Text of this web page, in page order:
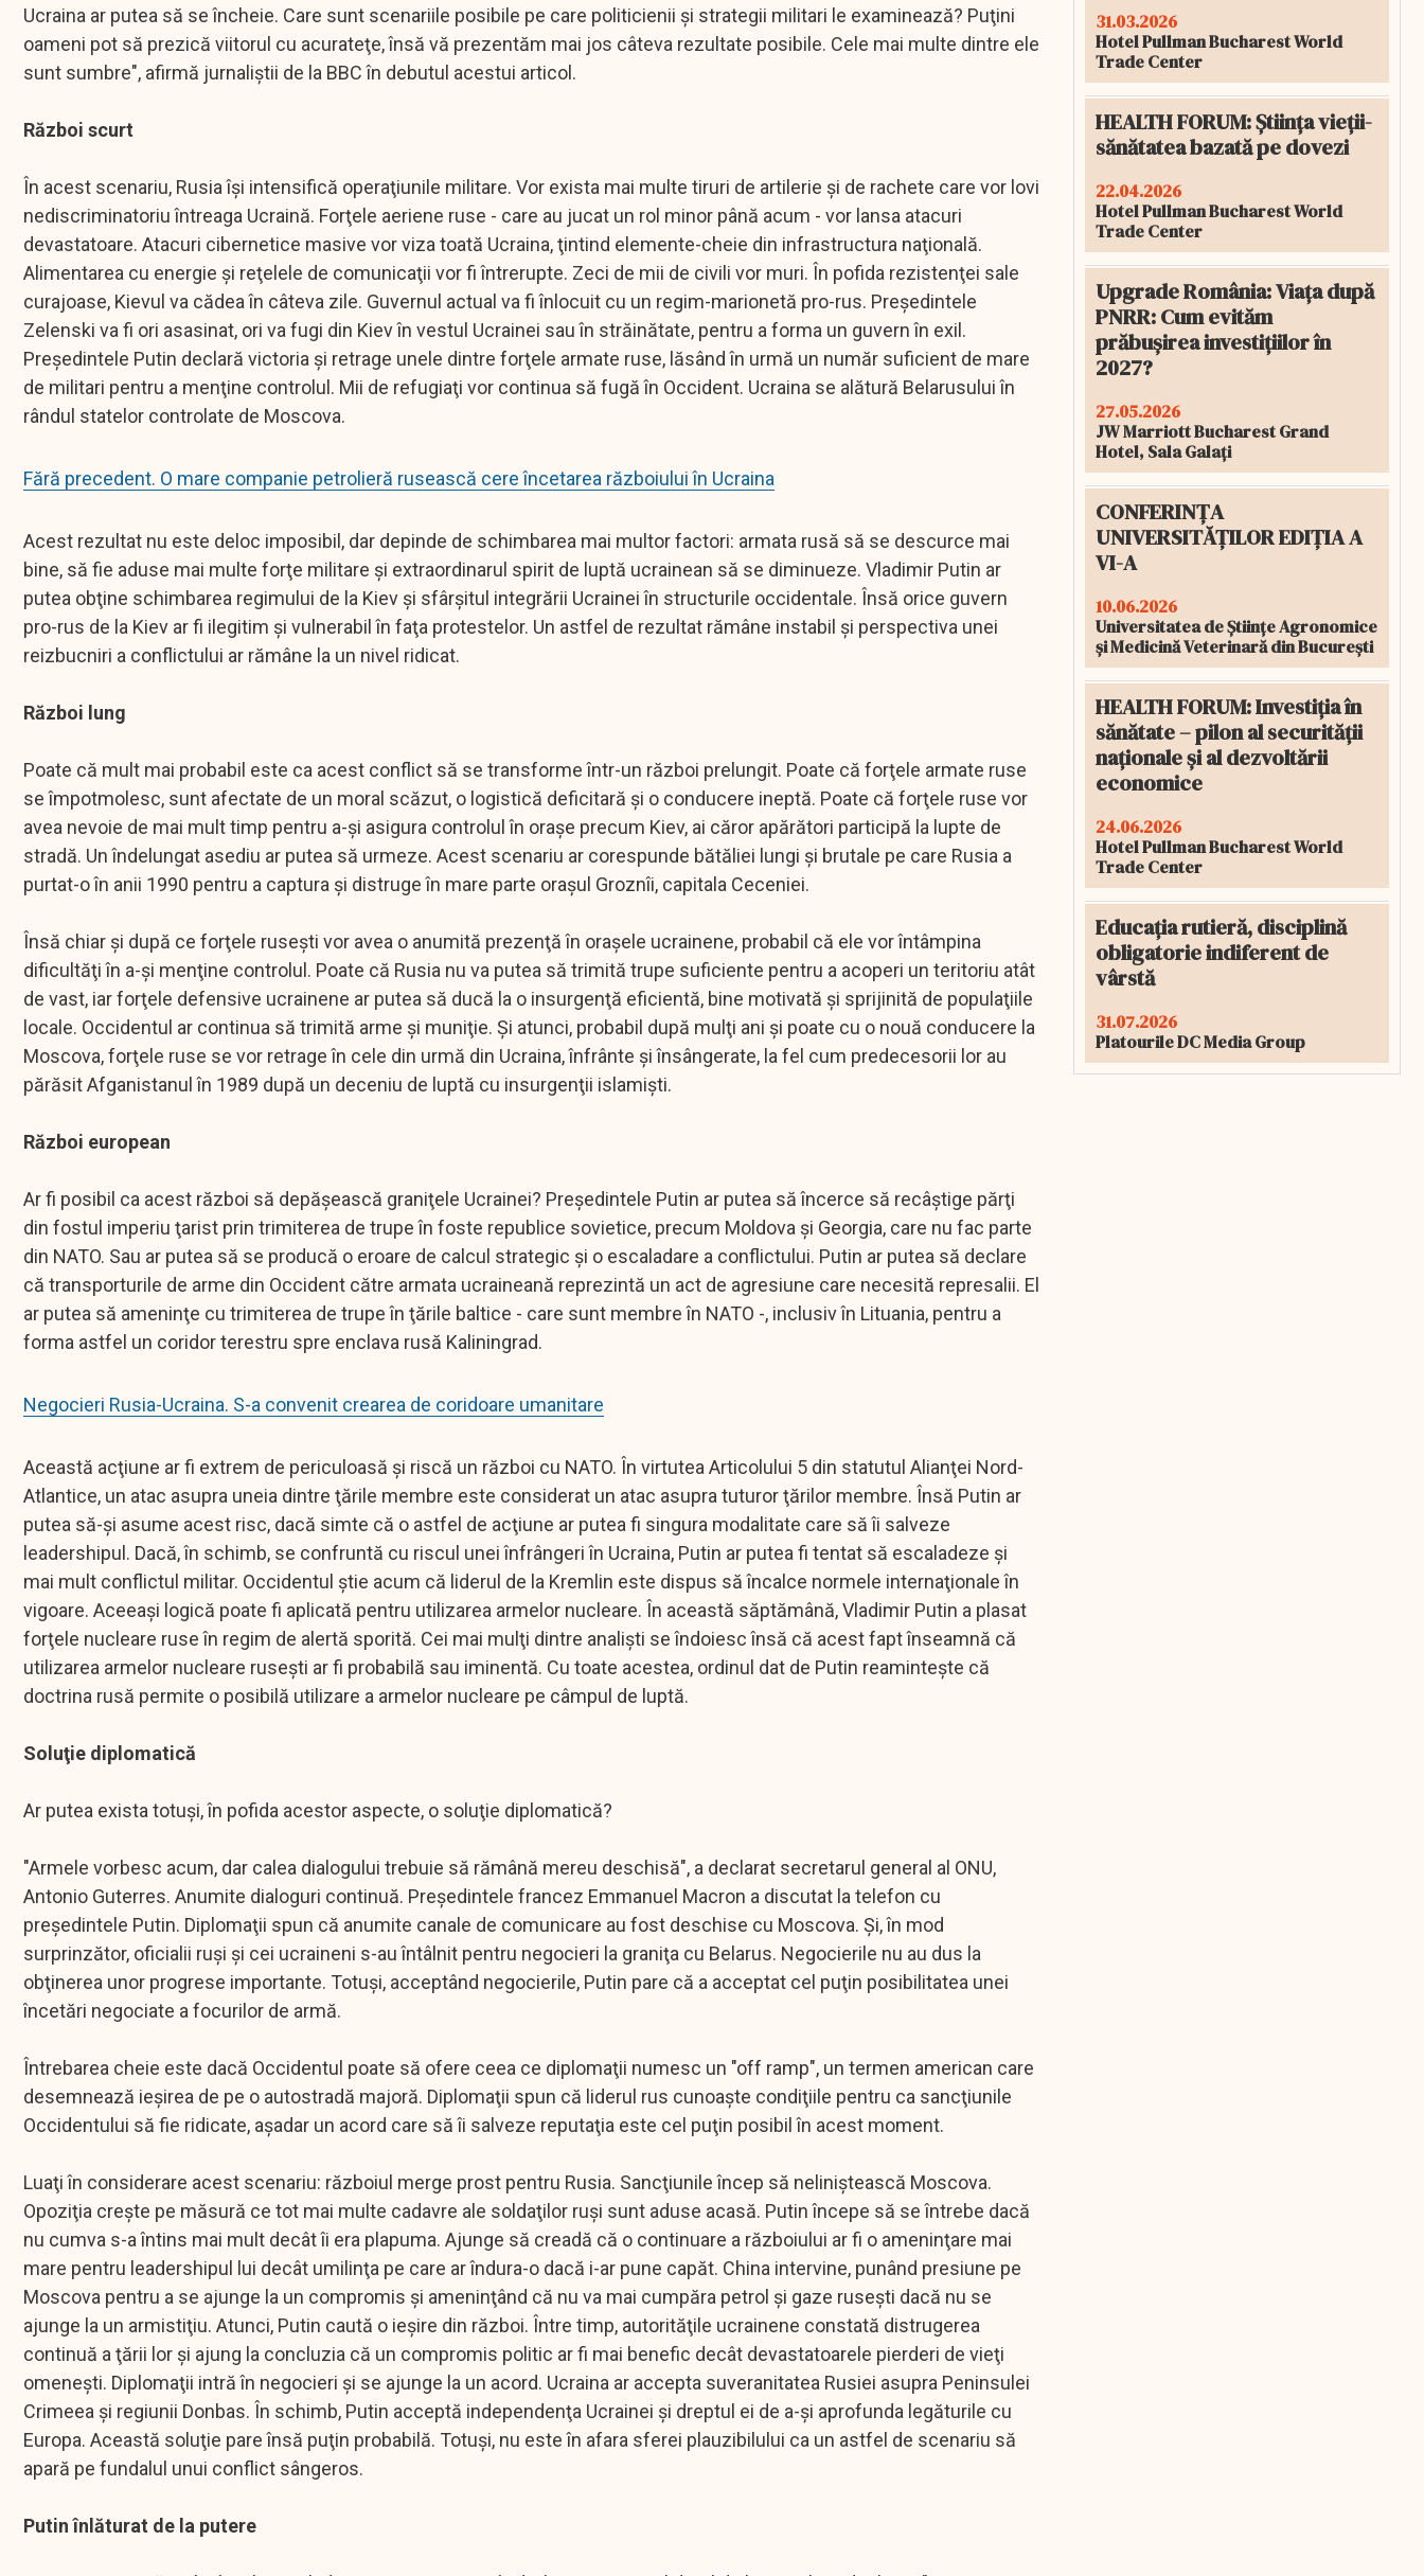
Ucraina ar putea să se încheie. Care sunt scenariile posibile pe care politicienii şi strategii militari le examinează? Puţini
oameni pot să prezică viitorul cu acurateţe, însă vă prezentăm mai jos câteva rezultate posibile. Cele mai multe dintre ele
sunt sumbre", afirmă jurnaliştii de la BBC în debutul acestui articol.
Război scurt
În acest scenariu, Rusia îşi intensifică operaţiunile militare. Vor exista mai multe tiruri de artilerie şi de rachete care vor lovi
nediscriminatoriu întreaga Ucraină. Forţele aeriene ruse - care au jucat un rol minor până acum - vor lansa atacuri
devastatoare. Atacuri cibernetice masive vor viza toată Ucraina, ţintind elemente-cheie din infrastructura naţională.
Alimentarea cu energie şi reţelele de comunicaţii vor fi întrerupte. Zeci de mii de civili vor muri. În pofida rezistenţei sale
curajoase, Kievul va cădea în câteva zile. Guvernul actual va fi înlocuit cu un regim-marionetă pro-rus. Preşedintele
Zelenski va fi ori asasinat, ori va fugi din Kiev în vestul Ucrainei sau în străinătate, pentru a forma un guvern în exil.
Preşedintele Putin declară victoria şi retrage unele dintre forţele armate ruse, lăsând în urmă un număr suficient de mare
de militari pentru a menţine controlul. Mii de refugiaţi vor continua să fugă în Occident. Ucraina se alătură Belarusului în
rândul statelor controlate de Moscova.
Fără precedent. O mare companie petrolieră rusească cere încetarea războiului în Ucraina
Acest rezultat nu este deloc imposibil, dar depinde de schimbarea mai multor factori: armata rusă să se descurce mai
bine, să fie aduse mai multe forţe militare şi extraordinarul spirit de luptă ucrainean să se diminueze. Vladimir Putin ar
putea obţine schimbarea regimului de la Kiev şi sfârşitul integrării Ucrainei în structurile occidentale. Însă orice guvern
pro-rus de la Kiev ar fi ilegitim şi vulnerabil în faţa protestelor. Un astfel de rezultat rămâne instabil şi perspectiva unei
reizbucniri a conflictului ar rămâne la un nivel ridicat.
Război lung
Poate că mult mai probabil este ca acest conflict să se transforme într-un război prelungit. Poate că forţele armate ruse
se împotmolesc, sunt afectate de un moral scăzut, o logistică deficitară şi o conducere ineptă. Poate că forţele ruse vor
avea nevoie de mai mult timp pentru a-şi asigura controlul în oraşe precum Kiev, ai căror apărători participă la lupte de
stradă. Un îndelungat asediu ar putea să urmeze. Acest scenariu ar corespunde bătăliei lungi şi brutale pe care Rusia a
purtat-o în anii 1990 pentru a captura şi distruge în mare parte oraşul Groznîi, capitala Ceceniei.
Însă chiar şi după ce forţele ruseşti vor avea o anumită prezenţă în oraşele ucrainene, probabil că ele vor întâmpina
dificultăţi în a-şi menţine controlul. Poate că Rusia nu va putea să trimită trupe suficiente pentru a acoperi un teritoriu atât
de vast, iar forţele defensive ucrainene ar putea să ducă la o insurgenţă eficientă, bine motivată şi sprijinită de populaţiile
locale. Occidentul ar continua să trimită arme şi muniţie. Şi atunci, probabil după mulţi ani şi poate cu o nouă conducere la
Moscova, forţele ruse se vor retrage în cele din urmă din Ucraina, înfrânte şi însângerate, la fel cum predecesorii lor au
părăsit Afganistanul în 1989 după un deceniu de luptă cu insurgenţii islamişti.
Război european
Ar fi posibil ca acest război să depăşească graniţele Ucrainei? Preşedintele Putin ar putea să încerce să recâştige părţi
din fostul imperiu ţarist prin trimiterea de trupe în foste republice sovietice, precum Moldova şi Georgia, care nu fac parte
din NATO. Sau ar putea să se producă o eroare de calcul strategic şi o escaladare a conflictului. Putin ar putea să declare
că transporturile de arme din Occident către armata ucraineană reprezintă un act de agresiune care necesită represalii. El
ar putea să ameninţe cu trimiterea de trupe în ţările baltice - care sunt membre în NATO -, inclusiv în Lituania, pentru a
forma astfel un coridor terestru spre enclava rusă Kaliningrad.
Negocieri Rusia-Ucraina. S-a convenit crearea de coridoare umanitare
Această acţiune ar fi extrem de periculoasă şi riscă un război cu NATO. În virtutea Articolului 5 din statutul Alianţei Nord-
Atlantice, un atac asupra uneia dintre ţările membre este considerat un atac asupra tuturor ţărilor membre. Însă Putin ar
putea să-şi asume acest risc, dacă simte că o astfel de acţiune ar putea fi singura modalitate care să îi salveze
leadershipul. Dacă, în schimb, se confruntă cu riscul unei înfrângeri în Ucraina, Putin ar putea fi tentat să escaladeze şi
mai mult conflictul militar. Occidentul ştie acum că liderul de la Kremlin este dispus să încalce normele internaţionale în
vigoare. Aceeaşi logică poate fi aplicată pentru utilizarea armelor nucleare. În această săptămână, Vladimir Putin a plasat
forţele nucleare ruse în regim de alertă sporită. Cei mai mulţi dintre analişti se îndoiesc însă că acest fapt înseamnă că
utilizarea armelor nucleare ruseşti ar fi probabilă sau iminentă. Cu toate acestea, ordinul dat de Putin reaminteşte că
doctrina rusă permite o posibilă utilizare a armelor nucleare pe câmpul de luptă.
Soluţie diplomatică
Ar putea exista totuşi, în pofida acestor aspecte, o soluţie diplomatică?
"Armele vorbesc acum, dar calea dialogului trebuie să rămână mereu deschisă", a declarat secretarul general al ONU,
Antonio Guterres. Anumite dialoguri continuă. Preşedintele francez Emmanuel Macron a discutat la telefon cu
preşedintele Putin. Diplomaţii spun că anumite canale de comunicare au fost deschise cu Moscova. Şi, în mod
surprinzător, oficialii ruşi şi cei ucraineni s-au întâlnit pentru negocieri la graniţa cu Belarus. Negocierile nu au dus la
obţinerea unor progrese importante. Totuşi, acceptând negocierile, Putin pare că a acceptat cel puţin posibilitatea unei
încetări negociate a focurilor de armă.
Întrebarea cheie este dacă Occidentul poate să ofere ceea ce diplomaţii numesc un "off ramp", un termen american care
desemnează ieşirea de pe o autostradă majoră. Diplomaţii spun că liderul rus cunoaşte condiţiile pentru ca sancţiunile
Occidentului să fie ridicate, aşadar un acord care să îi salveze reputaţia este cel puţin posibil în acest moment.
Luaţi în considerare acest scenariu: războiul merge prost pentru Rusia. Sancţiunile încep să neliniştească Moscova.
Opoziţia creşte pe măsură ce tot mai multe cadavre ale soldaţilor ruşi sunt aduse acasă. Putin începe să se întrebe dacă
nu cumva s-a întins mai mult decât îi era plapuma. Ajunge să creadă că o continuare a războiului ar fi o ameninţare mai
mare pentru leadershipul lui decât umilinţa pe care ar îndura-o dacă i-ar pune capăt. China intervine, punând presiune pe
Moscova pentru a se ajunge la un compromis şi ameninţând că nu va mai cumpăra petrol şi gaze ruseşti dacă nu se
ajunge la un armistiţiu. Atunci, Putin caută o ieşire din război. Între timp, autorităţile ucrainene constată distrugerea
continuă a ţării lor şi ajung la concluzia că un compromis politic ar fi mai benefic decât devastatoarele pierderi de vieţi
omeneşti. Diplomaţii intră în negocieri şi se ajunge la un acord. Ucraina ar accepta suveranitatea Rusiei asupra Peninsulei
Crimeea şi regiunii Donbas. În schimb, Putin acceptă independenţa Ucrainei şi dreptul ei de a-şi aprofunda legăturile cu
Europa. Această soluţie pare însă puţin probabilă. Totuşi, nu este în afara sferei plauzibilului ca un astfel de scenariu să
apară pe fundalul unui conflict sângeros.
Putin înlăturat de la putere
31.03.2026
Hotel Pullman Bucharest World
Trade Center
HEALTH FORUM: Știința vieții-
sănătatea bazată pe dovezi
22.04.2026
Hotel Pullman Bucharest World
Trade Center
Upgrade România: Viața după
PNRR: Cum evităm
prăbușirea investițiilor în
2027?
27.05.2026
JW Marriott Bucharest Grand
Hotel, Sala Galați
CONFERINȚA
UNIVERSITĂȚILOR EDIȚIA A
VI-A
10.06.2026
Universitatea de Științe Agronomice
și Medicină Veterinară din București
HEALTH FORUM: Investiția în
sănătate – pilon al securității
naționale și al dezvoltării
economice
24.06.2026
Hotel Pullman Bucharest World
Trade Center
Educația rutieră, disciplină
obligatorie indiferent de
vârstă
31.07.2026
Platourile DC Media Group